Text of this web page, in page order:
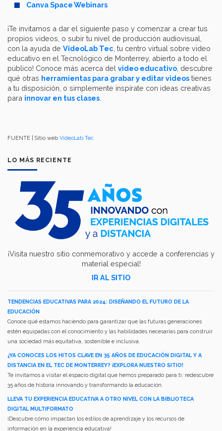
Canva Space Webinars
¡Te invitamos a dar el siguiente paso y comenzar a crear tus
propios videos, o subir tu nivel de producción audiovisual,
con la ayuda de VideoLab Tec , tu centro virtual sobre video
educativo en el Tecnológico de Monterrey, abierto a todo el
público! Conoce más acerca del video educativo , descubre
qué otras herramientas para grabar y editar videos tienes
a tu disposición, o simplemente inspírate con ideas creativas
para innovar en tus clases
FUENTE | Sitio web VideoLab Tec
LO MÁS RECIENTE
¡Visita nuestro sitio conmemorativo y accede a conferencias y
material especial!
IR AL SITIO
TENDENCIAS EDUCATIVAS PARA 2024: DISEÑANDO EL FUTURO DE LA
EDUCACIÓN
Conoce qué estamos haciendo para garantizar que las futuras generaciones
estén equipadas con el conocimiento y las habilidades necesarias para construir
una sociedad más equitativa, sostenible e inclusiva.
¿YA CONOCES LOS HITOS CLAVE EN 35 AÑOS DE EDUCACIÓN DIGITAL Y A
DISTANCIA EN EL TEC DE MONTERREY? ¡EXPLORA NUESTRO SITIO!
Te invitamos a visitar el espacio digital que hemos preparado para ti: redescubre
35 años de historia innovando y transformando la educación.
LLEVA TU EXPERIENCIA EDUCATIVA A OTRO NIVEL CON LA BIBLIOTECA
DIGITAL MULTIFORMATO
¡Descubre cómo impactan los estilos de aprendizaje y los recursos de
información en la experiencia educativa!